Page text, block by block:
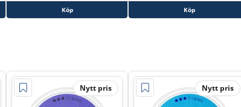
Köp Köp
Nytt pris Nytt pris